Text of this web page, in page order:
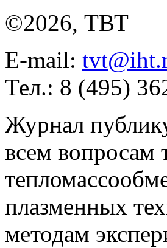
©2026, ТВТ
E-mail:
Тел.: 8 (495)
Журнал
всем вопросам
плазменных
методам